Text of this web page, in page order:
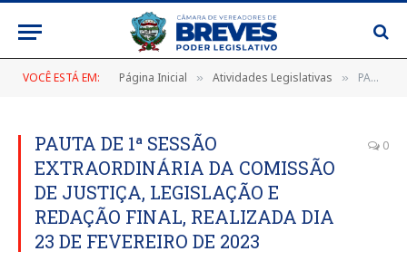
VOCÊ ESTÁ EM: Página Inicial » Atividades Legislativas » PAUTA DE 1ª SESSÃO EXTRAORDINÁRIA DA COMISSÃO DE JUSTIÇA, LEGISLAÇÃO E REDAÇÃO FINAL, REALIZADA DIA 23 DE FEVEREIRO DE 2023
PAUTA DE 1ª SESSÃO
EXTRAORDINÁRIA DA COMISSÃO
DE JUSTIÇA, LEGISLAÇÃO E
REDAÇÃO FINAL, REALIZADA DIA
23 DE FEVEREIRO DE 2023
0